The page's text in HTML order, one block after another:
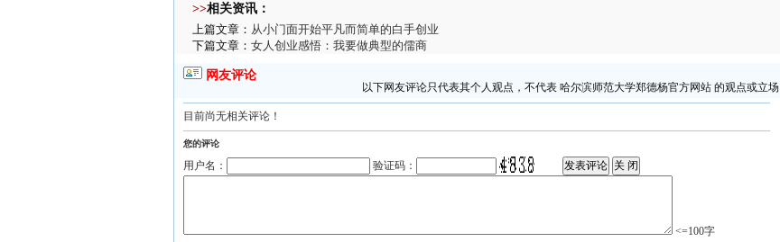
>>相关资讯：
上篇文章： 从小门面开始平凡而简单的白手创业
下篇文章： 女人创业感悟：我要做典型的儒商
网友评论
以下网友评论只代表其个人观点，不代表 哈尔滨师范大学郑德杨官方网站 的观点或立场
目前尚无相关评论！
您的评论
用户名： 验证码：
<=100字